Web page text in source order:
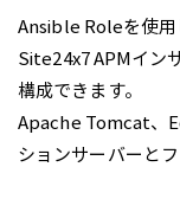
Ansible Roleを使
Site24x7 APMイン
構成できます。
Apache Tomcat、
ションサーバーと